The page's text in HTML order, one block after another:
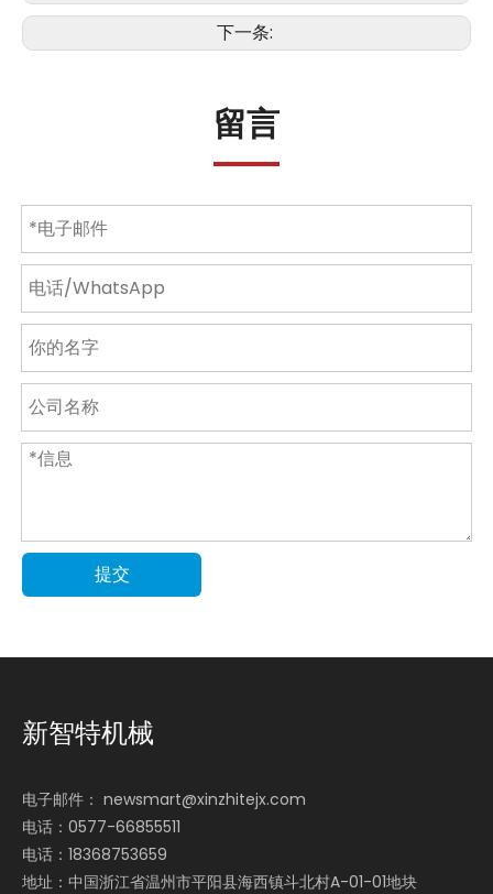
下一条:
留言
提交
新智特机械
电子邮件： newsmart@xinzhitejx.com
电话：0577-66855511
电话：18368753659
地址：中国浙江省温州市平阳县海西镇斗北村A-01-01地块